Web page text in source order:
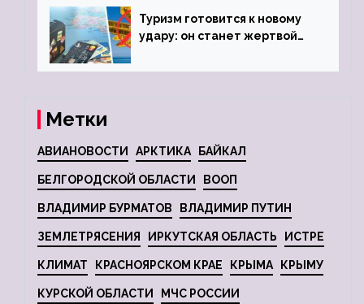
Туризм готовится к новому
удару: он станет жертвой
Метки
АВИАНОВОСТИ АРКТИКА БАЙКАЛ
БЕЛГОРОДСКОЙ ОБЛАСТИ ВООП
ВЛАДИМИР БУРМАТОВ ВЛАДИМИР ПУТИН
ЗЕМЛЕТРЯСЕНИЯ ИРКУТСКАЯ ОБЛАСТЬ ИСТРЕ
КЛИМАТ КРАСНОЯРСКОМ КРАЕ КРЫМА КРЫМУ
КУРСКОЙ ОБЛАСТИ МЧС РОССИИ